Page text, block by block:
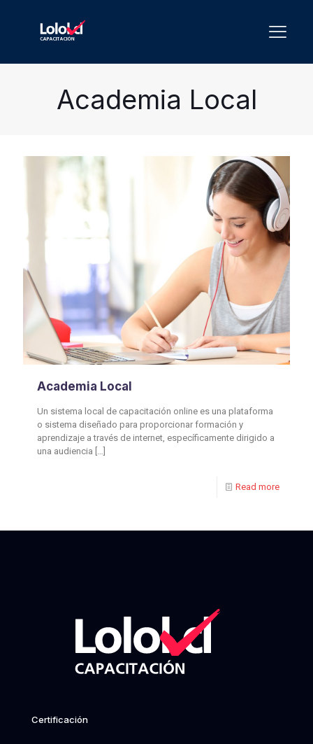
Academia Local
Academia Local
Un sistema local de capacitación online es una plataforma
o sistema diseñado para proporcionar formación y
aprendizaje a través de internet, específicamente dirigido a
una audiencia […]
Read more
Certificación